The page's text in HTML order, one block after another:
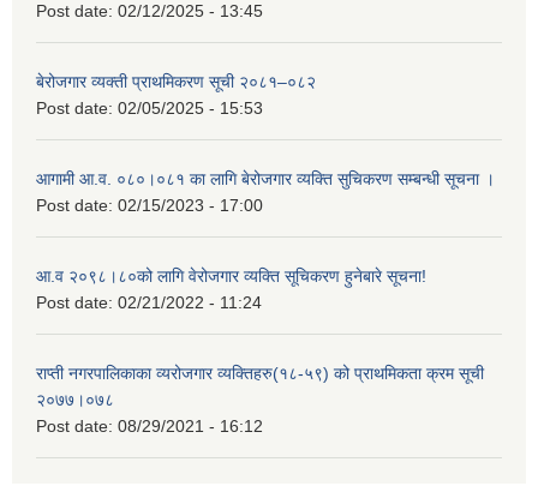
Post date: 02/12/2025 - 13:45
बेरोजगार व्यक्ती प्राथमिकरण सूची २०८१–०८२
Post date: 02/05/2025 - 15:53
आगामी आ.व. ०८०।०८१ का लागि बेरोजगार व्यक्ति सुचिकरण सम्बन्धी सूचना ।
Post date: 02/15/2023 - 17:00
आ.व २०९८।८०को लागि वेरोजगार व्यक्ति सूचिकरण हुनेबारे सूचना!
Post date: 02/21/2022 - 11:24
राप्ती नगरपालिकाका व्यरोजगार व्यक्तिहरु(१८-५९) को प्राथमिकता क्रम सूची
२०७७।०७८
Post date: 08/29/2021 - 16:12